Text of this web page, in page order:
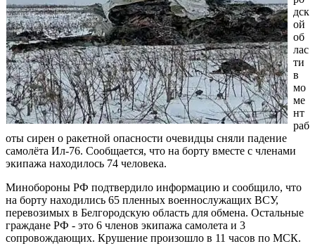
дск
ой
об
лас
ти
в
мо
ме
нт
раб
оты сирен о ракетной опасности очевидцы сняли падение
самолёта Ил-76. Сообщается, что на борту вместе с членами
экипажа находилось 74 человека.
Минобороны РФ подтвердило информацию и сообщило, что
на борту находились 65 пленных военнослужащих ВСУ,
перевозимых в Белгородскую область для обмена. Остальные
граждане РФ - это 6 членов экипажа самолета и 3
сопровождающих. Крушение произошло в 11 часов по МСК.